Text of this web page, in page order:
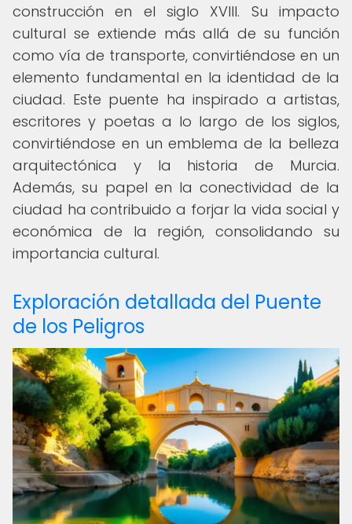
construcción en el siglo XVIII. Su impacto
cultural se extiende más allá de su función
como vía de transporte, convirtiéndose en un
elemento fundamental en la identidad de la
ciudad. Este puente ha inspirado a artistas,
escritores y poetas a lo largo de los siglos,
convirtiéndose en un emblema de la belleza
arquitectónica y la historia de Murcia.
Además, su papel en la conectividad de la
ciudad ha contribuido a forjar la vida social y
económica de la región, consolidando su
importancia cultural.
Exploración detallada del Puente
de los Peligros